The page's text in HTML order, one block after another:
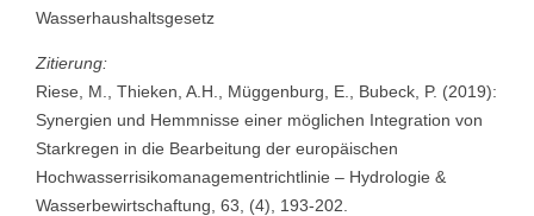
Wasserhaushaltsgesetz
Zitierung:
Riese, M., Thieken, A.H., Müggenburg, E., Bubeck, P. (2019):
Synergien und Hemmnisse einer möglichen Integration von
Starkregen in die Bearbeitung der europäischen
Hochwasserrisikomanagementrichtlinie – Hydrologie &
Wasserbewirtschaftung, 63, (4), 193-202.